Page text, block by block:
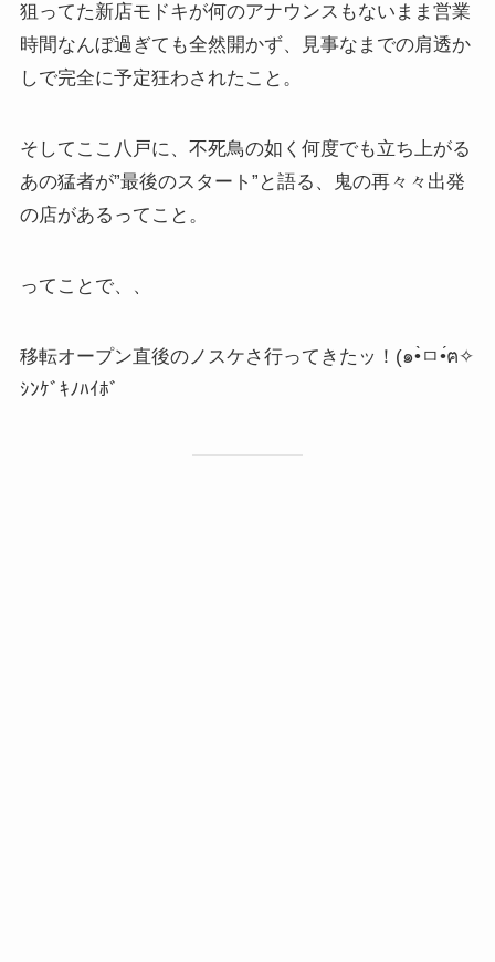
狙ってた新店モドキが何のアナウンスもないまま営業
時間なんぼ過ぎても全然開かず、見事なまでの肩透か
しで完全に予定狂わされたこと。
そしてここ八戸に、不死鳥の如く何度でも立ち上がる
あの猛者が”最後のスタート”と語る、鬼の再々々出発
の店があるってこと。
ってことで、、
移転オープン直後のノスケさ行ってきたッ！(๑•̀ㅁ•́ฅ✧
ｼﾝｹﾞｷﾉﾊｲﾎﾞ